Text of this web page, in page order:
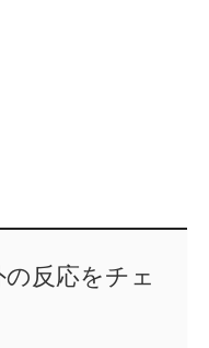
反応をチェ